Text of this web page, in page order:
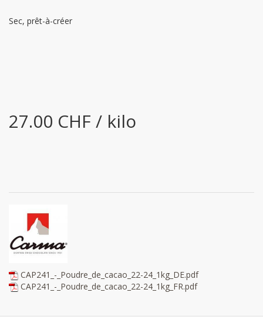
Sec, prêt-à-créer
27.00 CHF / kilo
CAP241_-_Poudre_de_cacao_22-24_1kg_DE.pdf
CAP241_-_Poudre_de_cacao_22-24_1kg_FR.pdf